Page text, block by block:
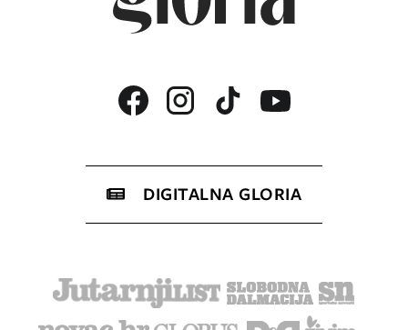
DIGITALNA GLORIA